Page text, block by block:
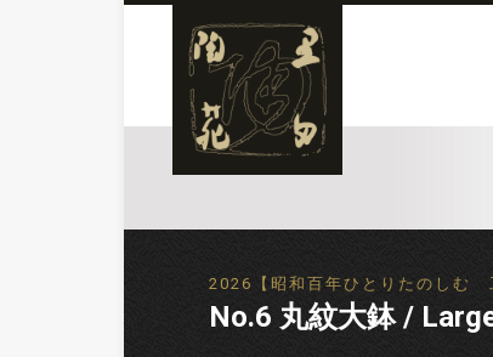
2026【昭和百年ひとりたのし
No.6 丸紋大鉢 /